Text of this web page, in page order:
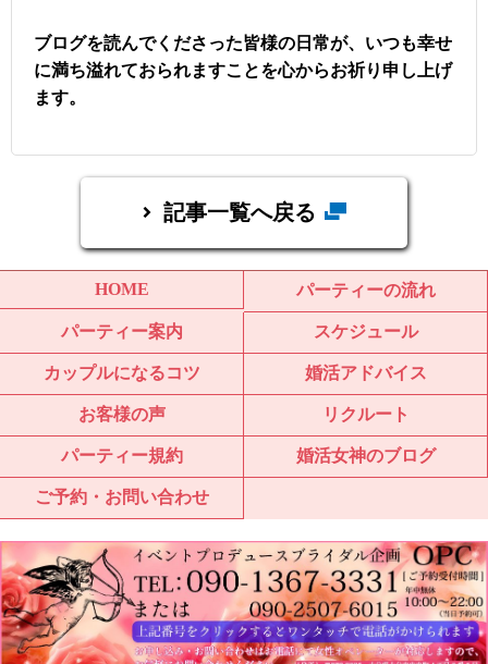
ブログを読んでくださった皆様の日常が、いつも幸せ
に満ち溢れておられますことを心からお祈り申し上げ
ます。
記事一覧へ戻る
HOME パーティーの流れ
パーティー案内 スケジュール
カップルになるコツ 婚活アドバイス
お客様の声 リクルート
パーティー規約 婚活女神のブログ
ご予約・お問い合わせ